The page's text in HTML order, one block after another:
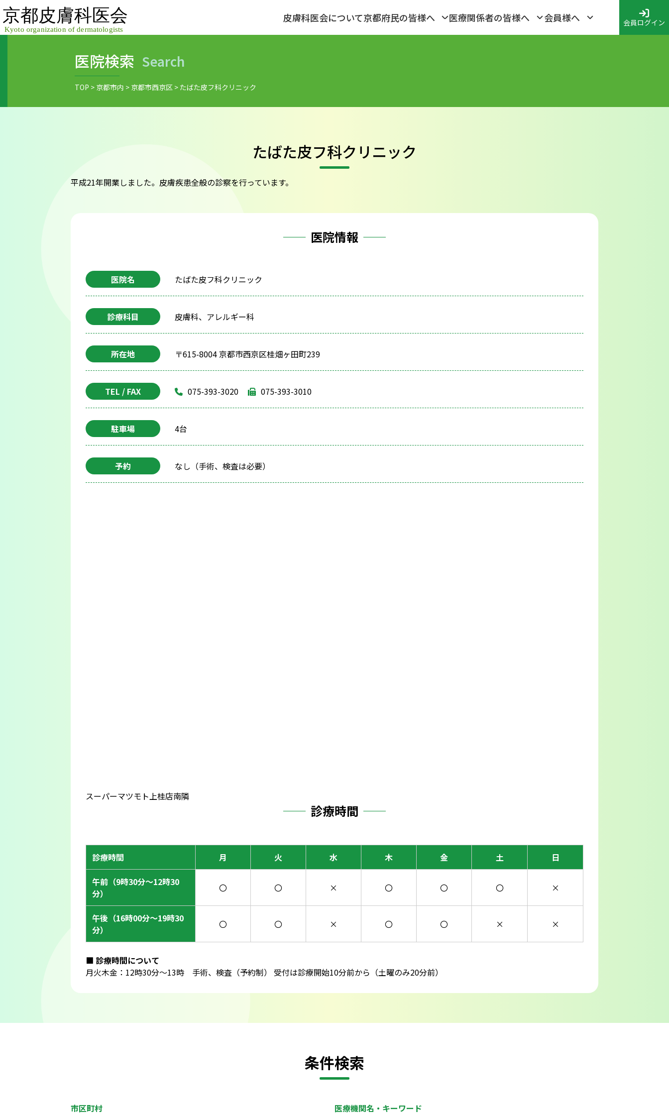
Skip
to
content
皮膚科医会について京都府民の皆様へ 医療関係者の皆様へ 会員様へ 会員ログイン
医院検索 Search
TOP > 京都市内 > 京都市西京区> たばた皮フ科クリニック
たばた皮フ科クリニック
平成21年開業しました。皮膚疾患全般の診察を行っています。
医院情報
医院名 たばた皮フ科クリニック
診療科目 皮膚科、アレルギー科
所在地 〒615-8004 京都市西京区桂畑ヶ田町239
TEL / FAX 075-393-3020 075-393-3010
駐車場 4台
予約 なし（手術、検査は必要）
スーパーマツモト上桂店南隣
診療時間
診療時間 月 火 水 木 金 土 日
午前（9時30分〜12時30
分）
〇 〇 × 〇 〇 〇 ×
午後（16時00分〜19時30
分）
〇 〇 × 〇 〇 × ×
■ 診療時間について
月火木金：12時30分〜13時 手術、検査（予約制） 受付は診療開始10分前から（土曜のみ20分前）
条件検索
市区町村 医療機関名・キーワード